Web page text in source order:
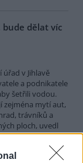
bude dělat víc
v Jihlavě
a podnikatele
šetřili vodou.
zejména mytí aut,
trávníků a
ploch, uvedl
víc
platí pro